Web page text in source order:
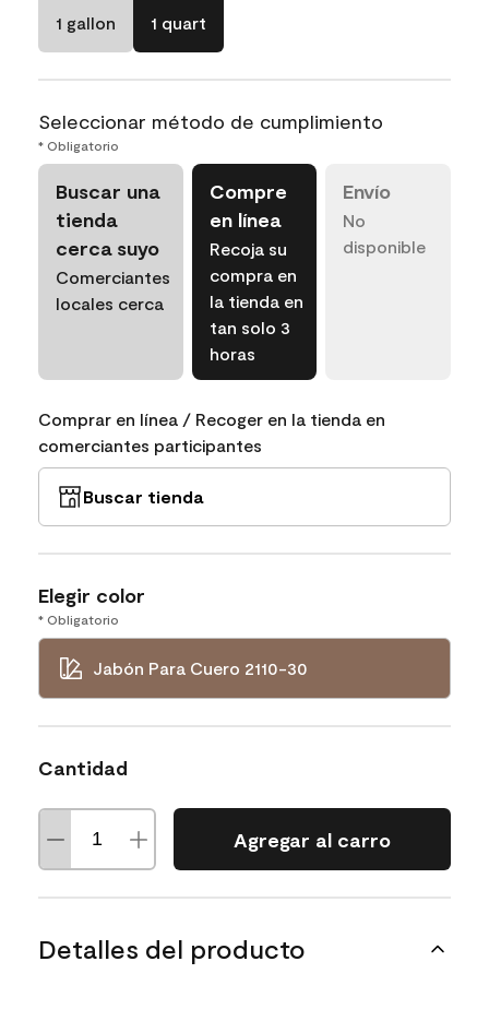
1 gallon 1 quart
Seleccionar método de cumplimiento
* Obligatorio
Buscar una
tienda
cerca suyo
Comerciantes
locales cerca
Compre
en línea
Recoja su
compra en
la tienda en
tan solo 3
horas
Envío
No
disponible
Comprar en línea / Recoger en la tienda en
comerciantes participantes
Buscar tienda
Elegir color
* Obligatorio
Jabón Para Cuero 2110-30
Cantidad
Agregar al carro
Detalles del producto